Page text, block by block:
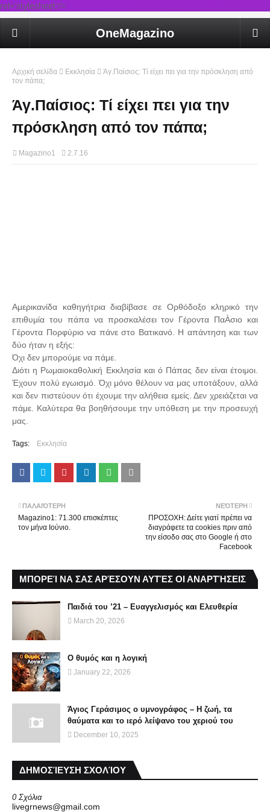
rel='stylesheet'/>
OneMagazino
Αρχική σελίδα Εκκλησία
Άγ.Παίσιος: Τί είχει πει για την πρόσκληση από
τον πάπα;
Άγ.Παίσιος: Τί είχει πει για την
πρόσκληση από τον πάπα;
Magazino1 2.7.16
Αμερικανίδα καθηγήτρια διαβίβασε σε Ορθόδοξο κληρικό την
επιθυμία του πάπα να προσκαλέσει τον Γέροντα ΠαÀσιο και
Γέροντα Πορφύριο να πάνε στο Βατικανό. Η απάντηση και των
δύο ήταν η εξής:
Όχι δεν μπορούμε να πάμε.
Διότι η Ρωμαιοκαθολική Εκκλησία και ό Πάπας δεν είναι έτοιμοι.
Έχουν πολύ εγωισμό. Όχι μόνο θέλουν να μας υποτάξουν, αλλά
και δεν πιστεύουν ότι έχουμε την αλήθεια εμείς. Δεν χρειάζεται να
πάμε. Καλύτερα θα βοηθήσουμε την υπόθεση με την προσευχή
μας.
Tags: Εκκλησία
ΝΕΌΤΕΡΗ
ΠΡΟΣΟΧΗ: Δείτε γιατί πρέπει να
διαγράφετε τα cookies πριν από
την είσοδο σας στο Google ή στο
Facebook
ΠΑΛΑΙΌΤΕΡΗ
Magazino1: 71.300 επισκέπτες
τον μήνα Ιούνιο.
ΜΠΟΡΕΊ ΝΑ ΣΑΣ ΑΡΈΣΟΥΝ ΑΥΤΈΣ ΟΙ ΑΝΑΡΤΉΣΕΙΣ
Παιδιά του ’21 – Ευαγγελισμός και Ελευθερία
March 20, 2026
Ο θυμός και η λογική
January 22, 2026
Άγιος Γεράσιμος ο υμνογράφος – Η ζωή, τα
θαύματα και το ιερό λείψανο του χεριού του
December 10, 2025
ΔΗΜΟΣΊΕΥΣΗ ΣΧΟΛΊΟΥ
0 Σχόλια
livegrnews@gmail.com